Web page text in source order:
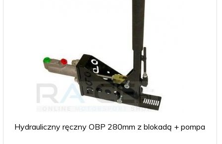
Hydrauliczny ręczny OBP 280mm z blokadą + pompa